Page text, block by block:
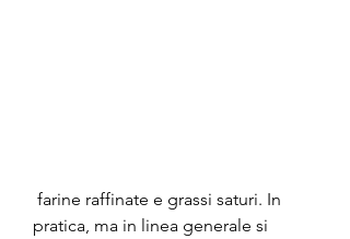
pratica, ma in linea generale si